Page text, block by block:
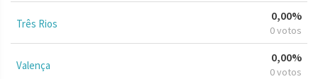
Três Rios
0,00%
0 votos
Valença
0,00%
0 votos